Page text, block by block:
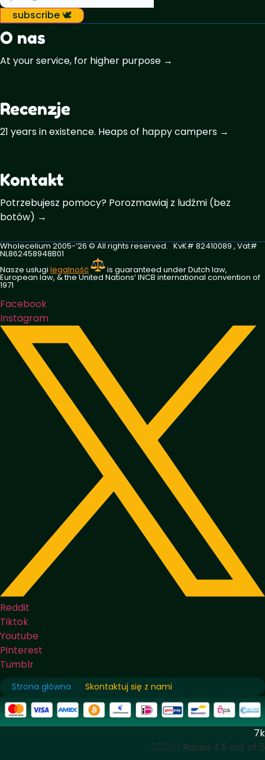
subscribe 🕊️
O nas
At your service, for higher purpose →
Recenzje
21 years in existence. Heaps of happy campers →
Kontakt
Potrzebujesz pomocy? Porozmawiaj z ludźmi (bez
botów) →
Wholecelium 2005-’26 ©️ All rights reserved. KvK# 82410089 , Vat#
NL862458948B01
Nasze usługi legalność is guaranteed under Dutch law,
European law, & the United Nations‘ INCB international convention of
1971
Facebook
Instagram
Reddit
Tiktok
Youtube
Pinterest
Tumblr
Strona główna Skontaktuj się z nami
7k
 Rated 4.5 out of 5